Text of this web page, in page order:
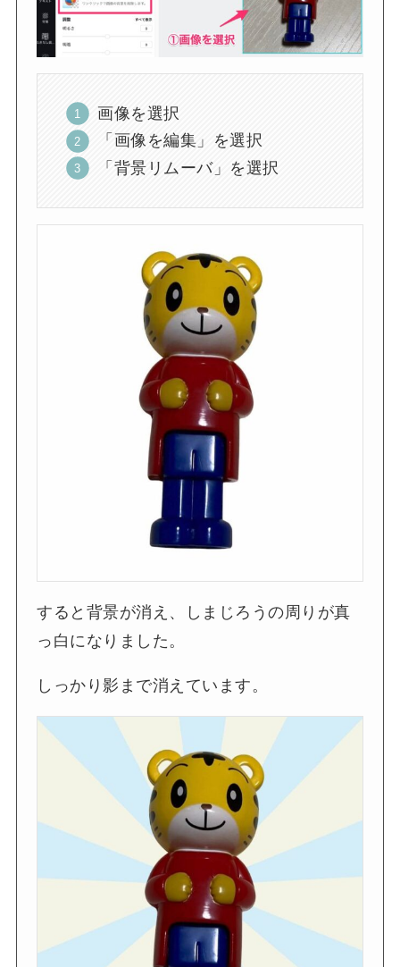
画像を選択
「画像を編集」を選択
「背景リムーバ」を選択
すると背景が消え、しまじろうの周りが真
っ白になりました。
しっかり影まで消えています。